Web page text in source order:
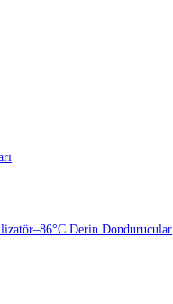
Derin Dondurucular